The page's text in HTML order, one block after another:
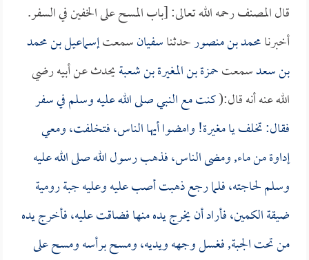
قال المصنف رحمه الله تعالى: [باب المسح على الخفين في السفر.
أخبرنامحمد بن منصورحدثناسفيانسمعتإسماعيل بن محمد
بن سعدسمعتحمزة بن المغيرة بن شعبةيحدث عن أبيه رضي
الله عنه أنه قال:(كنت مع النبي صلى الله عليه وسلم في سفر
فقال: تخلف يامغيرة! وامضوا أيها الناس، فتخلفت، ومعي
إداوة من ماء, ومضى الناس، فذهب رسول الله صلى الله عليه
وسلم لحاجته، فلما رجع ذهبت أصب عليه وعليه جبة رومية
ضيقة الكمين، فأراد أن يخرج يده منها فضاقت عليه، فأخرج يده
من تحت الجبة, فغسل وجهه ويديه، ومسح برأسه ومسح على